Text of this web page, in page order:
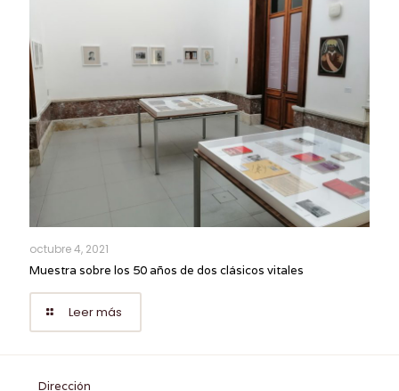
octubre 4, 2021
Muestra sobre los 50 años de dos clásicos vitales
Leer más
Dirección